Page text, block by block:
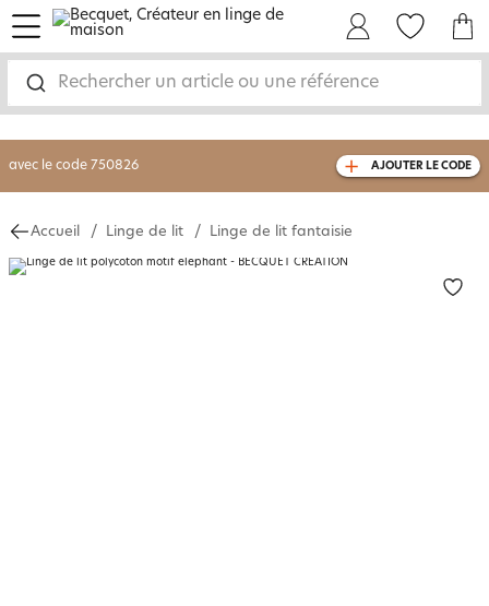
Rechercher un article ou une référence
menu
-30% sur votre commandedès 2 articles
livraison GRATUITEdès 110€ d'achat
avec le code 750826 AJOUTER LE CODE
Accueil Linge de lit Linge de lit fantaisie